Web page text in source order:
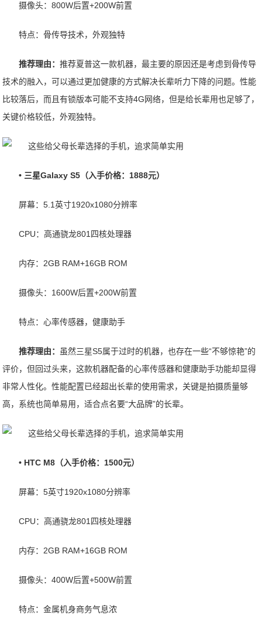
摄像头：800W后置+200W前置
特点：骨传导技术，外观独特
推荐理由：推荐夏普这一款机器，最主要的原因还是考虑到骨传导
技术的融入，可以通过更加健康的方式解决长辈听力下降的问题。性能
比较落后，而且有锁版本可能不支持4G网络，但是给长辈用也足够了，
关键价格较低，外观独特。
• 三星Galaxy S5（入手价格：1888元）
屏幕：5.1英寸1920x1080分辨率
CPU：高通骁龙801四核处理器
内存：2GB RAM+16GB ROM
摄像头：1600W后置+200W前置
特点：心率传感器，健康助手
推荐理由： 虽然三星S5属于过时的机器，也存在一些“不够惊艳”的
评价，但回过头来，这款机器配备的心率传感器和健康助手功能却显得
非常人性化。性能配置已经超出长辈的使用需求，关键是拍摄质量够
高，系统也简单易用，适合点名要“大品牌”的长辈。
• HTC M8（入手价格：1500元）
屏幕：5英寸1920x1080分辨率
CPU：高通骁龙801四核处理器
内存：2GB RAM+16GB ROM
摄像头：400W后置+500W前置
特点：金属机身商务气息浓